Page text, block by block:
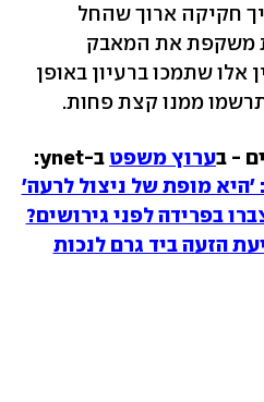
חקיקה ארוך שהחל
משקפת את המאבק
אלו שתמכו ברעיון באופן
ממנו קצת פחות.
- בערוץ משפט ב-ynet:
'היא מופת של ניצול לרעה'
בפרידה לפני גירושים?
הזעה ביד גרם לנכות